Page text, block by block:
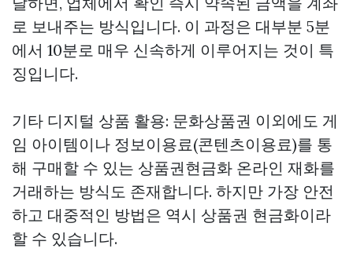
로 보내주는 방식입니다. 이 과정은 대부분 5분
에서 10분로 매우 신속하게 이루어지는 것이 특
징입니다.
기타 디지털 상품 활용: 문화상품권 이외에도 게
임 아이템이나 정보이용료(콘텐츠이용료)를 통
해 구매할 수 있는 상품권현금화 온라인 재화를
거래하는 방식도 존재합니다. 하지만 가장 안전
하고 대중적인 방법은 역시 상품권 현금화이라
할 수 있습니다.